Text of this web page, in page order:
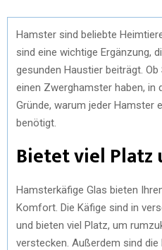
Hamster sind beliebte
sind eine wichtige Ergänzung,
gesunden Haustier beiträgt.
einen Zwerghamster haben, in
Gründe, warum jeder Hamster
benötigt.
Bietet viel
Hamsterkäfige Glas bieten
Komfort. Die Käfige sind in
und bieten viel Platz, um
verstecken. Außerdem sind